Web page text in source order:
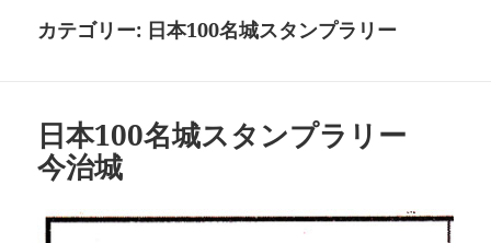
カテゴリー: 日本100名城スタンプラリー
日本100名城スタンプラリー
今治城